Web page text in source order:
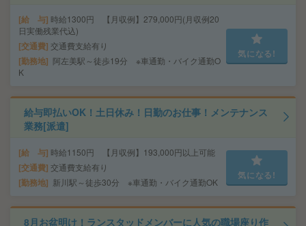
給 与 時給1300円 【月収例】279,000円(月収例20
日実働残業代込)
交通費 交通費支給有り
勤務地
阿左美駅～徒歩19分 ※車通勤・バイク通勤O
K
気になる!
給与即払いOK！土日休み！日勤のお仕事！メンテナンス
業務[派遣]
給 与 時給1150円 【月収例】193,000円以上可能
交通費 交通費支給有り
勤務地 新川駅～徒歩30分 ※車通勤・バイク通勤OK
気になる!
8月お盆明け！ランスタッドメンバーに人気の職場座り作